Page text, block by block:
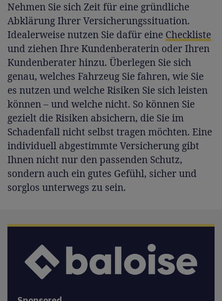
Nehmen Sie sich Zeit für eine gründliche
Abklärung Ihrer Versicherungssituation.
Idealerweise nutzen Sie dafür eine Checkliste
und ziehen Ihre Kundenberaterin oder Ihren
Kundenberater hinzu. Überlegen Sie sich
genau, welches Fahrzeug Sie fahren, wie Sie
es nutzen und welche Risiken Sie sich leisten
können – und welche nicht. So können Sie
gezielt die Risiken absichern, die Sie im
Schadenfall nicht selbst tragen möchten. Eine
individuell abgestimmte Versicherung gibt
Ihnen nicht nur den passenden Schutz,
sondern auch ein gutes Gefühl, sicher und
sorglos unterwegs zu sein.